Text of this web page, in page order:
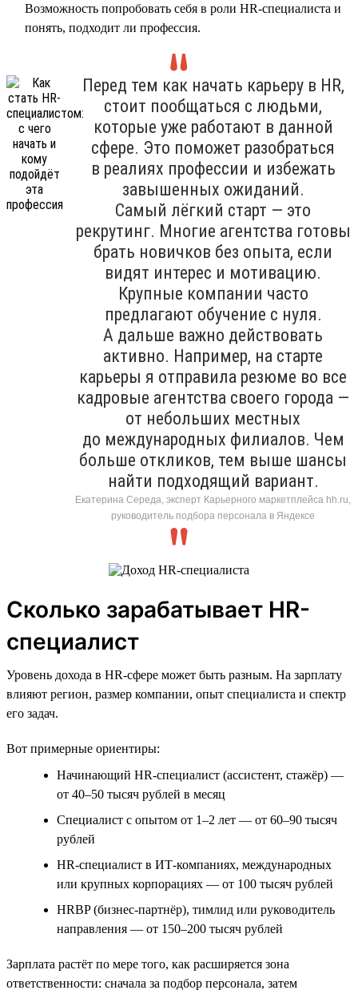
Возможность попробовать себя в роли HR-специалиста и
понять, подходит ли профессия.
Перед тем как начать карьеру в HR,
стоит пообщаться с людьми,
которые уже работают в данной
сфере. Это поможет разобраться
в реалиях профессии и избежать
завышенных ожиданий.
Самый лёгкий старт — это
рекрутинг. Многие агентства готовы
брать новичков без опыта, если
видят интерес и мотивацию.
Крупные компании часто
предлагают обучение с нуля.
А дальше важно действовать
активно. Например, на старте
карьеры я отправила резюме во все
кадровые агентства своего города —
от небольших местных
до международных филиалов. Чем
больше откликов, тем выше шансы
найти подходящий вариант.
Екатерина Середа, эксперт Карьерного маркетплейса hh.ru,
руководитель подбора персонала в Яндексе
Сколько зарабатывает HR-
специалист
Уровень дохода в HR-сфере может быть разным. На зарплату
влияют регион, размер компании, опыт специалиста и спектр
его задач.
Вот примерные ориентиры:
Начинающий HR-специалист (ассистент, стажёр) —
от 40–50 тысяч рублей в месяц
Специалист с опытом от 1–2 лет — от 60–90 тысяч
рублей
HR-специалист в ИТ-компаниях, международных
или крупных корпорациях — от 100 тысяч рублей
HRBP (бизнес-партнёр), тимлид или руководитель
направления — от 150–200 тысяч рублей
Зарплата растёт по мере того, как расширяется зона
ответственности: сначала за подбор персонала, затем